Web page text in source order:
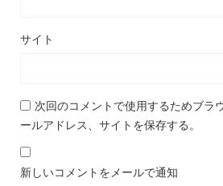
サイト
次回のコメントで使用するためブラ
ールアドレス、サイトを保存する。
新しいコメントをメールで通知